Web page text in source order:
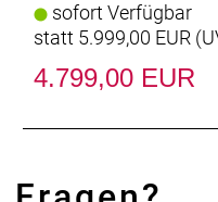
IsoSpeed-
IsoSpeed glättet
ermüdende
Die neue souveräne
sofort Verfügbar
statt 5.999,00 EUR (
4.799,00 EUR